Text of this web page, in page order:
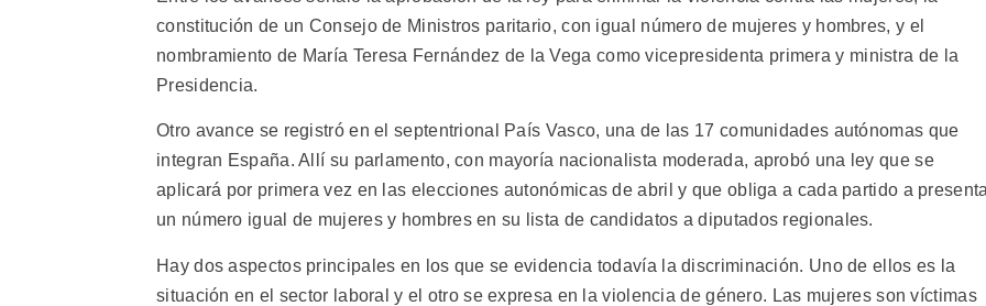
constitución de un Consejo de Ministros paritario, con igual número de mujeres y hombres, y el
nombramiento de María Teresa Fernández de la Vega como vicepresidenta primera y ministra de la
Presidencia.
Otro avance se registró en el septentrional País Vasco, una de las 17 comunidades autónomas que
integran España. Allí su parlamento, con mayoría nacionalista moderada, aprobó una ley que se
aplicará por primera vez en las elecciones autonómicas de abril y que obliga a cada partido a
un número igual de mujeres y hombres en su lista de candidatos a diputados regionales.
Hay dos aspectos principales en los que se evidencia todavía la discriminación. Uno de ellos es la
situación en el sector laboral y el otro se expresa en la violencia de género. Las mujeres son víctimas